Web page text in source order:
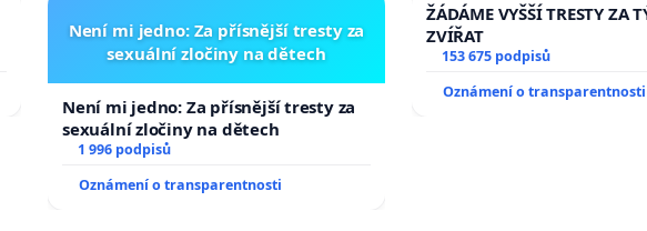
Není mi jedno: Za přísnější tresty za
sexuální zločiny na dětech
Není mi jedno: Za přísnější tresty za
sexuální zločiny na dětech
1 996 podpisů
Oznámení o transparentnosti
ŽÁDÁME VYŠŠÍ TRESTY ZA
ZVÍŘAT
153 675 podpisů
Oznámení o transparentnosti